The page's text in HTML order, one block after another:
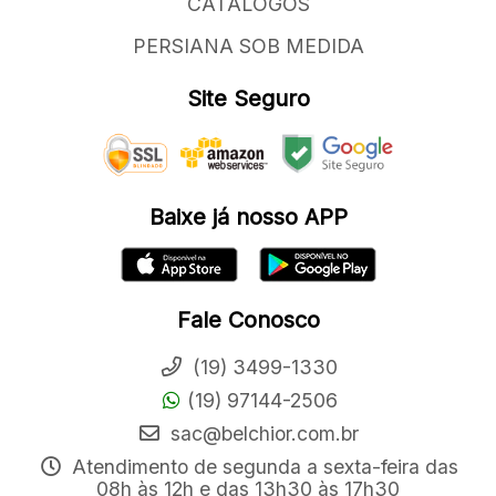
PERSIANA SOB MEDIDA
Site Seguro
Baixe já nosso APP
Fale Conosco
(19) 3499-1330
(19) 97144-2506
sac@belchior.com.br
Atendimento de segunda a sexta-feira das
08h às 12h e das 13h30 às 17h30